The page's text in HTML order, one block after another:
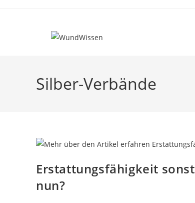
Silber-Verbände
Erstattungsfähigkeit
nun?